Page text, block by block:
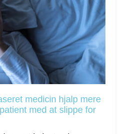
medicin hjalp mere
med at slippe for